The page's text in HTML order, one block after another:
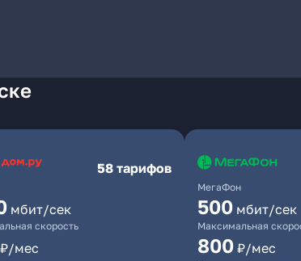
58 тарифов
мбит/сек
скорость
₽/мес
МегаФон
500 мбит/сек
Максимальная
800 ₽/мес